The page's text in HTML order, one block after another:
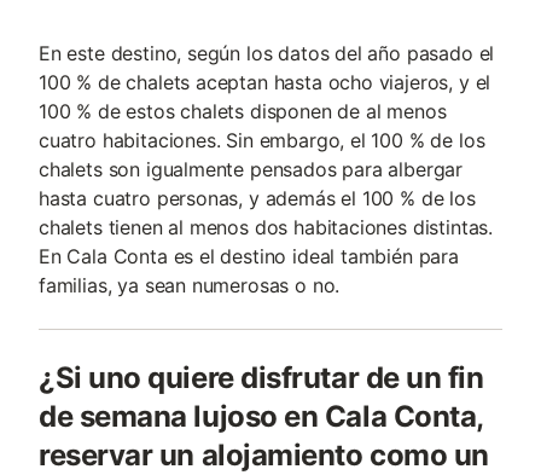
En este destino, según los datos del año pasado el
100 % de chalets aceptan hasta ocho viajeros, y el
100 % de estos chalets disponen de al menos
cuatro habitaciones. Sin embargo, el 100 % de los
chalets son igualmente pensados para albergar
hasta cuatro personas, y además el 100 % de los
chalets tienen al menos dos habitaciones distintas.
En Cala Conta es el destino ideal también para
familias, ya sean numerosas o no.
¿Si uno quiere disfrutar de un fin
de semana lujoso en Cala Conta,
reservar un alojamiento como un